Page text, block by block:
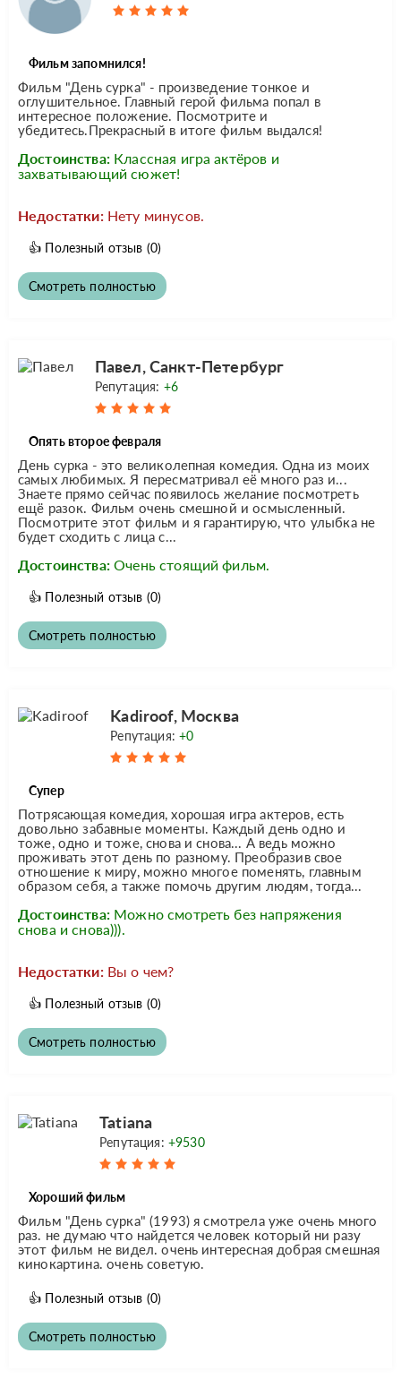
Фильм запомнился!
Фильм "День сурка" - произведение тонкое и
оглушительное. Главный герой фильма попал в
интересное положение. Посмотрите и
убедитесь.Прекрасный в итоге фильм выдался!
Достоинства: Классная игра актёров и
захватывающий сюжет!
Недостатки: Нету минусов.
👍 Полезный отзыв (0)
Смотреть полностью
Павел, Санкт-Петербург
Репутация: +6
Опять второе февраля
День сурка - это великолепная комедия. Одна из моих
самых любимых. Я пересматривал её много раз и...
Знаете прямо сейчас появилось желание посмотреть
ещё разок. Фильм очень смешной и осмысленный.
Посмотрите этот фильм и я гарантирую, что улыбка не
будет сходить с лица с...
Достоинства: Очень стоящий фильм.
👍 Полезный отзыв (0)
Смотреть полностью
Kadiroof, Москва
Репутация:+0
Супер
Потрясающая комедия, хорошая игра актеров, есть
довольно забавные моменты. Каждый день одно и
тоже, одно и тоже, снова и снова... А ведь можно
проживать этот день по разному. Преобразив свое
отношение к миру, можно многое поменять, главным
образом себя, а также помочь другим людям, тогда...
Достоинства: Можно смотреть без напряжения
снова и снова))).
Недостатки: Вы о чем?
👍 Полезный отзыв (0)
Смотреть полностью
Tatiana
Репутация: +9530
Хороший фильм
Фильм "День сурка" (1993) я смотрела уже очень много
раз. не думаю что найдется человек который ни разу
этот фильм не видел. очень интересная добрая смешная
кинокартина. очень советую.
👍 Полезный отзыв (0)
Смотреть полностью